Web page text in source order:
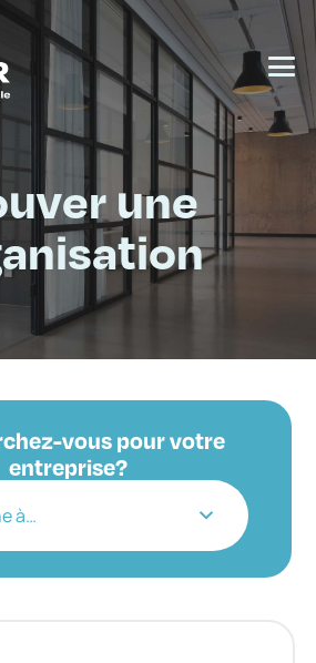
une
vous pour votre
entreprise?
à…